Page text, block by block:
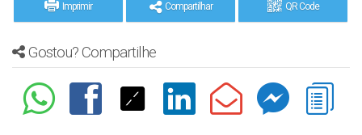
Imprimir Compartilhar QR Code
Gostou? Compartilhe